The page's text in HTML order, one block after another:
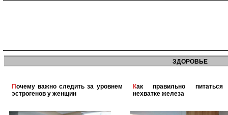
ЗДОРОВЬЕ
Почему важно следить за уровнем
эстрогенов у женщин
Как правильно питаться при
нехватке железа